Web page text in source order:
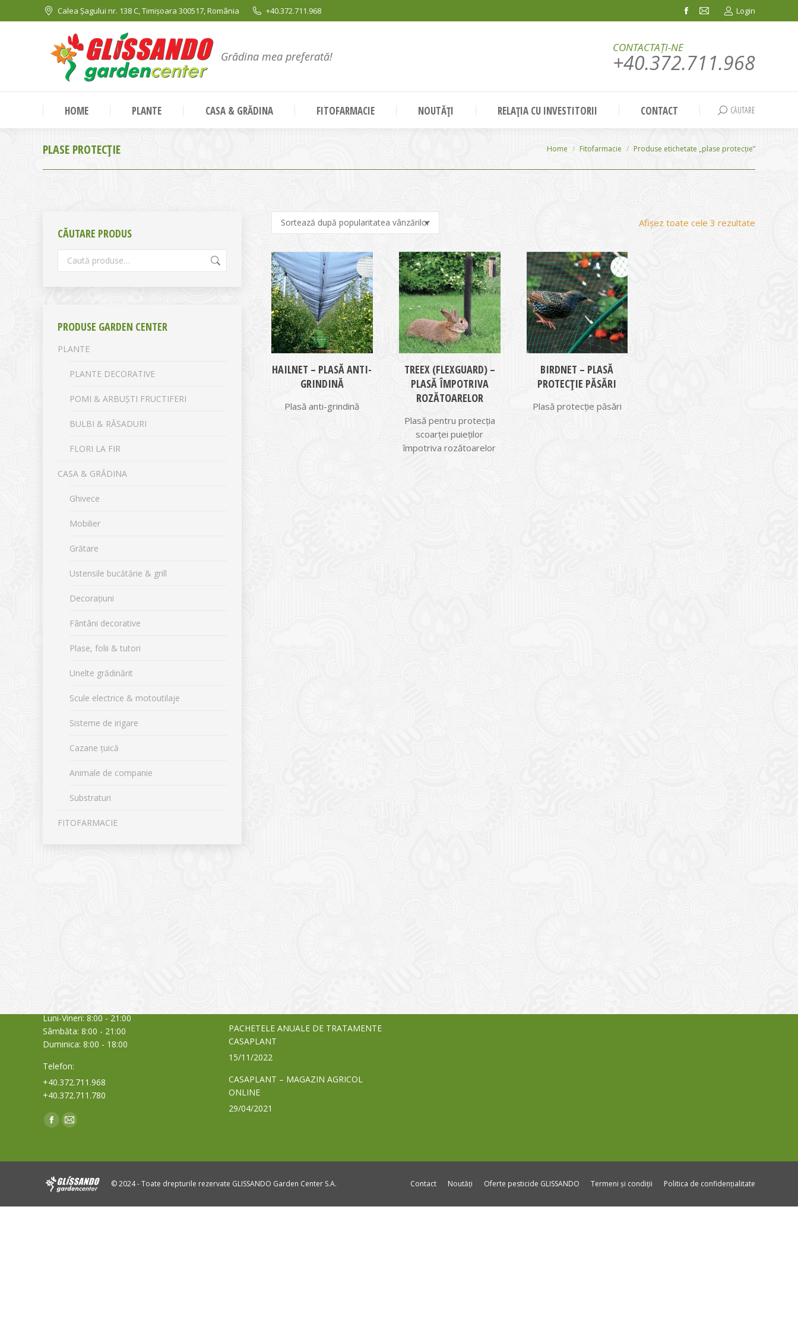
Calea Șagului nr. 138 C, Timișoara 300517, România +40.372.711.968
Facebook
in
window
Mail
in
window
Login
Grădina mea preferată!
CONTACTAȚI-NE
+40.372.711.968
HOME PLANTE CASA & GRĂDINA FITOFARMACIE NOUTĂȚI RELAȚIA CU INVESTITORII CONTACT Search:
CĂUTARE
PLASE PROTECȚIE You are here:
Home Fitofarmacie Produse etichetate „plase protecție”
Afișez toate cele 3 rezultate
HAILNET – PLASĂ ANTI-
GRINDINĂ
Plasă anti-grindină
TREEX (FLEXGUARD) –
PLASĂ ÎMPOTRIVA
ROZĂTOARELOR
Plasă pentru protecția
scoarței puieților
împotriva rozătoarelor
BIRDNET – PLASĂ
PROTECȚIE PĂSĂRI
Plasă protecție păsări
CĂUTARE PRODUS
PRODUSE GARDEN CENTER
PLANTE
PLANTE DECORATIVE
POMI & ARBUȘTI FRUCTIFERI
BULBI & RĂSADURI
FLORI LA FIR
CASA & GRĂDINA
Ghivece
Mobilier
Grătare
Ustensile bucătărie & grill
Decorațiuni
Fântâni decorative
Plase, folii & tutori
Unelte grădinărit
Scule electrice & motoutilaje
Sisteme de irigare
Cazane țuică
Animale de companie
Substraturi
FITOFARMACIE
Luni-Vineri: 8:00 - 21:00
Sâmbăta: 8:00 - 21:00
Duminica: 8:00 - 18:00
Telefon:
+40.372.711.968
+40.372.711.780
Find us on:
Facebook
new
Mail
new
PACHETELE ANUALE DE TRATAMENTE
CASAPLANT
15/11/2022
CASAPLANT – MAGAZIN AGRICOL
ONLINE
29/04/2021
© 2024 - Toate drepturile rezervate GLISSANDO Garden Center S.A. Contact Noutăți Oferte pesticide GLISSANDO Termeni și condiții Politica de confidențialitate